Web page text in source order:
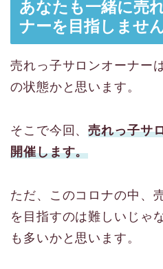
あなたも一緒に売
ナーを目指しませ
売れっ子サロンオーナー
の状態かと思います。
そこで今回、売れっ子サ
開催します。
ただ、このコロナの中、
を目指すのは難しいじゃ
も多いかと思います。